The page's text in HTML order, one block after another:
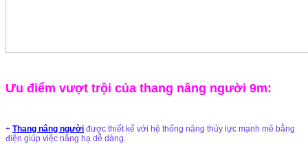
Ưu điểm vượt trội của thang nâng người 9m:
+ Thang nâng người được thiết kế với hệ thống nâng thủy lực mạnh mẽ bằng
điện giúp việc nâng hạ dễ dàng.